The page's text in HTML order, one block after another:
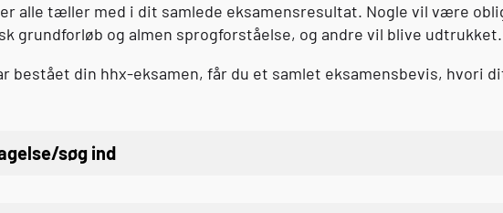
alle tæller med i dit samlede eksamensresultat. Nogle vil være
grundforløb og almen sprogforståelse, og andre vil blive udtrukket.
bestået din hhx-eksamen, får du et samlet eksamensbevis, hvori
søg ind